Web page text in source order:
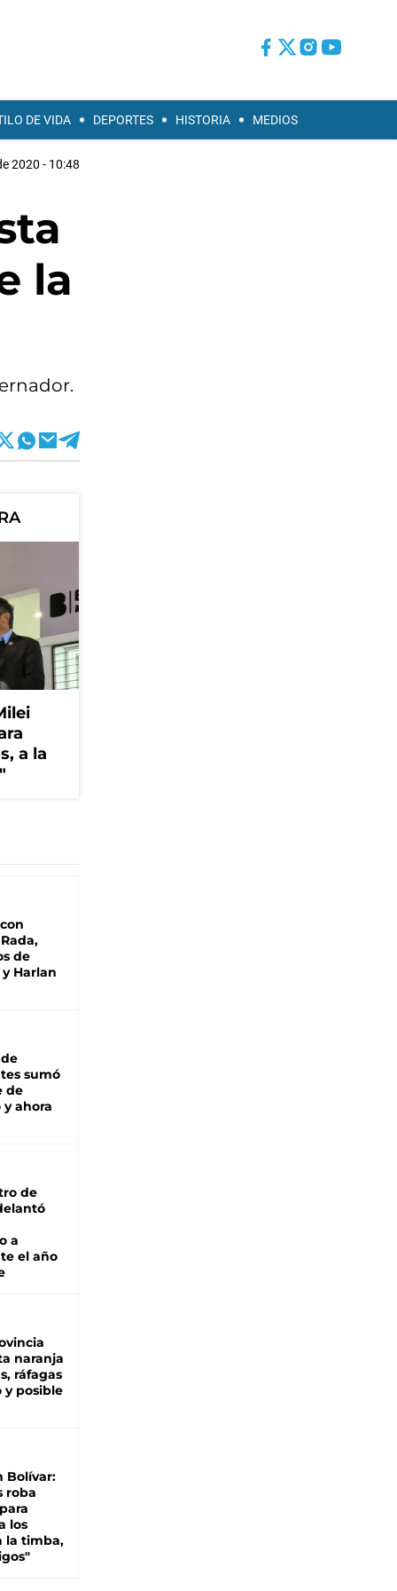
DE VIDA DEPORTES HISTORIA MEDIOS
2020 - 10:48
la
a la
de
Harlan
sumó
de
y ahora
de
a
el año
naranja
ráfagas
y posible
Bolívar:
roba
los
la timba,